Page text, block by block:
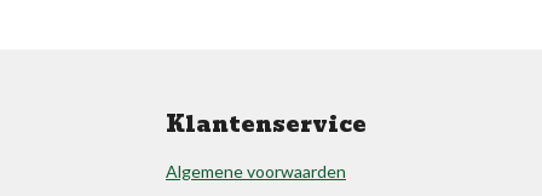
Klantenservice
Algemene voorwaarden